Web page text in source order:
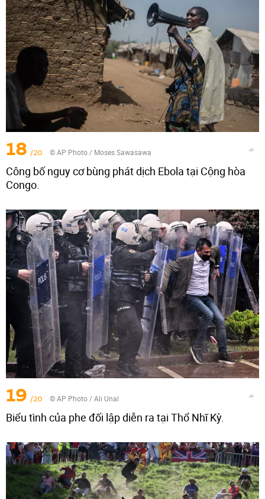
18 /20 © AP Photo / Moses Sawasawa
Công bố nguy cơ bùng phát dịch Ebola tại Cộng hòa
Congo.
19 /20 © AP Photo / Ali Unal
Biểu tình của phe đối lập diễn ra tại Thổ Nhĩ Kỳ.